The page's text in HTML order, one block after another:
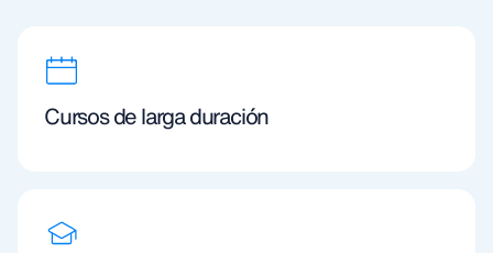
Cursos de larga duración